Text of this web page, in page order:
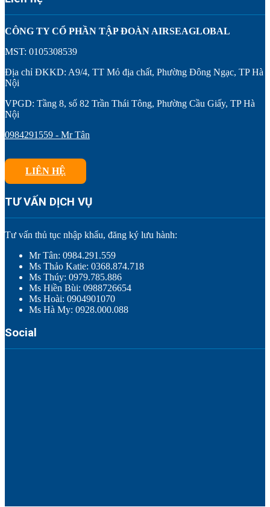
CÔNG TY CỔ PHẦN TẬP ĐOÀN AIRSEAGLOBAL
MST: 0105308539
Địa chỉ ĐKKD: A9/4, TT Mỏ địa chất, Phường Đông Ngạc, TP Hà
Nội
VPGD: Tầng 8, số 82 Trần Thái Tông, Phường Cầu Giấy, TP Hà
Nội
0984291559 - Mr Tân
LIÊN HỆ
TƯ VẤN DỊCH VỤ
Tư vấn thủ tục nhập khẩu, đăng ký lưu hành:
Mr Tân: 0984.291.559
Ms Thảo Katie: 0368.874.718
Ms Thúy: 0979.785.886
Ms Hiền Bùi: 0988726654
Ms Hoài: 0904901070
Ms Hà My: 0928.000.088
Social